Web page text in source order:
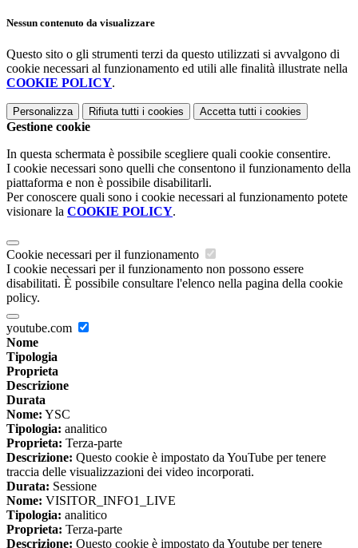
Nessun contenuto da visualizzare
Questo sito o gli strumenti terzi da questo utilizzati si avvalgono di
cookie necessari al funzionamento ed utili alle finalità illustrate nella
COOKIE POLICY.
Personalizza Rifiuta tutti i cookies Accetta tutti i cookies
Gestione cookie
In questa schermata è possibile scegliere quali cookie consentire.
I cookie necessari sono quelli che consentono il funzionamento della
piattaforma e non è possibile disabilitarli.
Per conoscere quali sono i cookie necessari al funzionamento potete
visionare la COOKIE POLICY.
Cookie necessari per il funzionamento
I cookie necessari per il funzionamento non possono essere
disabilitati. È possibile consultare l'elenco nella pagina della cookie
policy.
youtube.com
Nome
Tipologia
Proprieta
Descrizione
Durata
Nome: YSC
Tipologia: analitico
Proprieta: Terza-parte
Descrizione: Questo cookie è impostato da YouTube per tenere
traccia delle visualizzazioni dei video incorporati.
Durata: Sessione
Nome: VISITOR_INFO1_LIVE
Tipologia: analitico
Proprieta: Terza-parte
Descrizione: Questo cookie è impostato da Youtube per tenere